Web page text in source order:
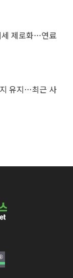
세 제로화…연료
유지…최근 사